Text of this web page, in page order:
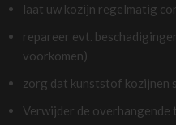
laat uw kozijn regelmatig
repareer evt.
voorkomen)
zorg dat kunststof kozijnen
Verwijder de overhangende